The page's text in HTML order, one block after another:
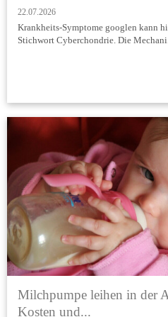
22.07.2026
Krankheits-Symptome googlen kann
Stichwort Cyberchondrie. Die Mechani...
Milchpumpe leihen in der
Kosten und...